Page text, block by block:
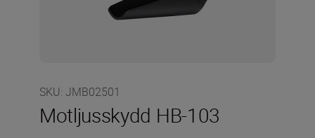
SKU: JMB02501
Motljusskydd HB-103